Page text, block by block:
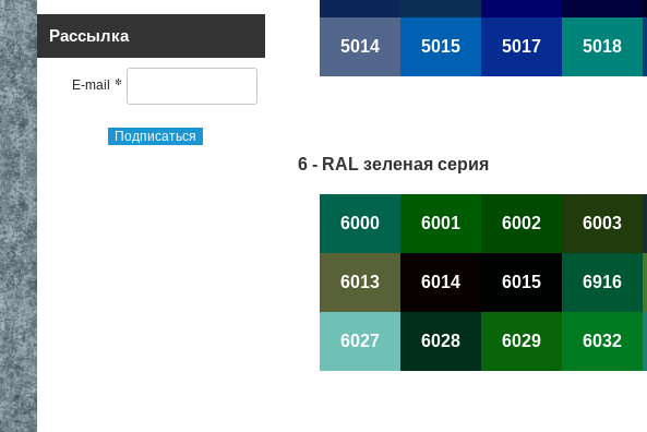
Рассылка
E-mail *
Подписаться
5014 5015 5017 5018
6 - RAL зеленая серия
6000 6001 6002 6003
6013 6014 6015 6916
6027 6028 6029 6032